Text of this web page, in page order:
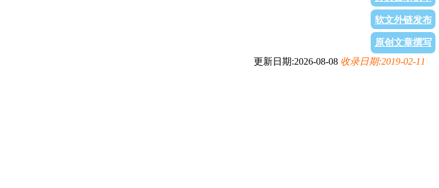
软文外链发布
原创文章撰写
更新日期:2026-08-08 收录日期:2019-02-11